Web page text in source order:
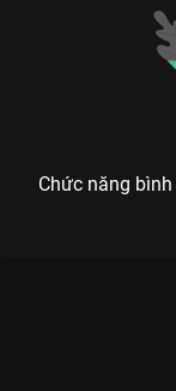
Chức năng